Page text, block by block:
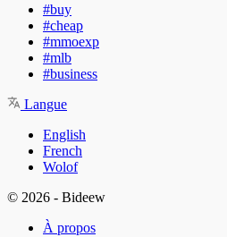
#buy
#cheap
#mmoexp
#mlb
#business
Langue
English
French
Wolof
© 2026 - Bideew
À propos